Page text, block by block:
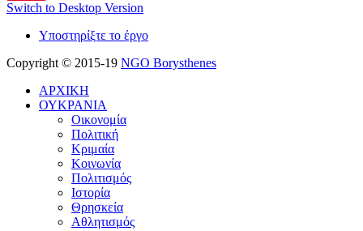
Switch to Desktop Version
Υποστηρίξτε το έργο
Copyright © 2015-19 NGO Borysthenes
ΑΡΧΙΚΗ
ΟΥΚΡΑΝΙΑ
Οικονομία
Πολιτική
Κριμαία
Κοινωνία
Πολιτισμός
Ιστορία
Θρησκεία
Αθλητισμός